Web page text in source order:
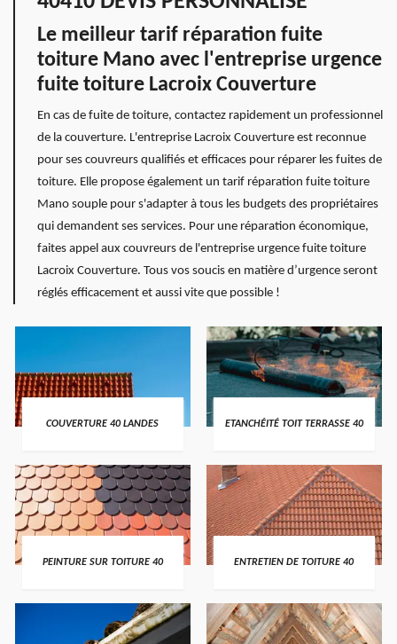
Le meilleur tarif réparation fuite
toiture Mano avec l'entreprise urgence
fuite toiture Lacroix Couverture
En cas de fuite de toiture, contactez rapidement un professionnel
de la couverture. L'entreprise Lacroix Couverture est reconnue
pour ses couvreurs qualifiés et efficaces pour réparer les fuites de
toiture. Elle propose également un tarif réparation fuite toiture
Mano souple pour s'adapter à tous les budgets des propriétaires
qui demandent ses services. Pour une réparation économique,
faites appel aux couvreurs de l'entreprise urgence fuite toiture
Lacroix Couverture. Tous vos soucis en matière d’urgence seront
réglés efficacement et aussi vite que possible !
COUVERTURE 40 LANDES ETANCHÉITÉ TOIT TERRASSE 40
PEINTURE SUR TOITURE 40 ENTRETIEN DE TOITURE 40